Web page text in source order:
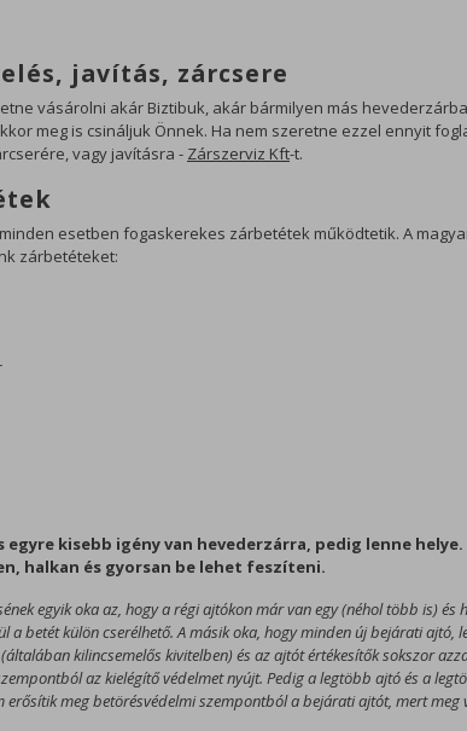
javítás, zárcsere
vásárolni akár Biztibuk, akár bármilyen más
meg is csináljuk Önnek. Ha nem szeretne ezzel ennyit
vagy javításra - Zárszerviz Kft-t.
esetben fogaskerekes zárbetétek működtetik. A
zárbetéteket:
egyre kisebb igény van hevederzárra, pedig lenne
halkan és gyorsan be lehet feszíteni.
egyik oka az, hogy a régi ajtókon már van egy (néhol több is)
a betét külön cserélhető. A másik oka, hogy minden új bejárati
kilincsemelős kivitelben) és az ajtót értékesítők sokszor
az kielégítő védelmet nyújt. Pedig a legtöbb ajtó és a
erősítik meg betörésvédelmi szempontból a bejárati ajtót, mert
Mérési sütik
látogatottságát,